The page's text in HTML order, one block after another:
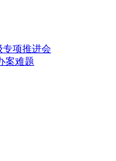
项推进会
案难题